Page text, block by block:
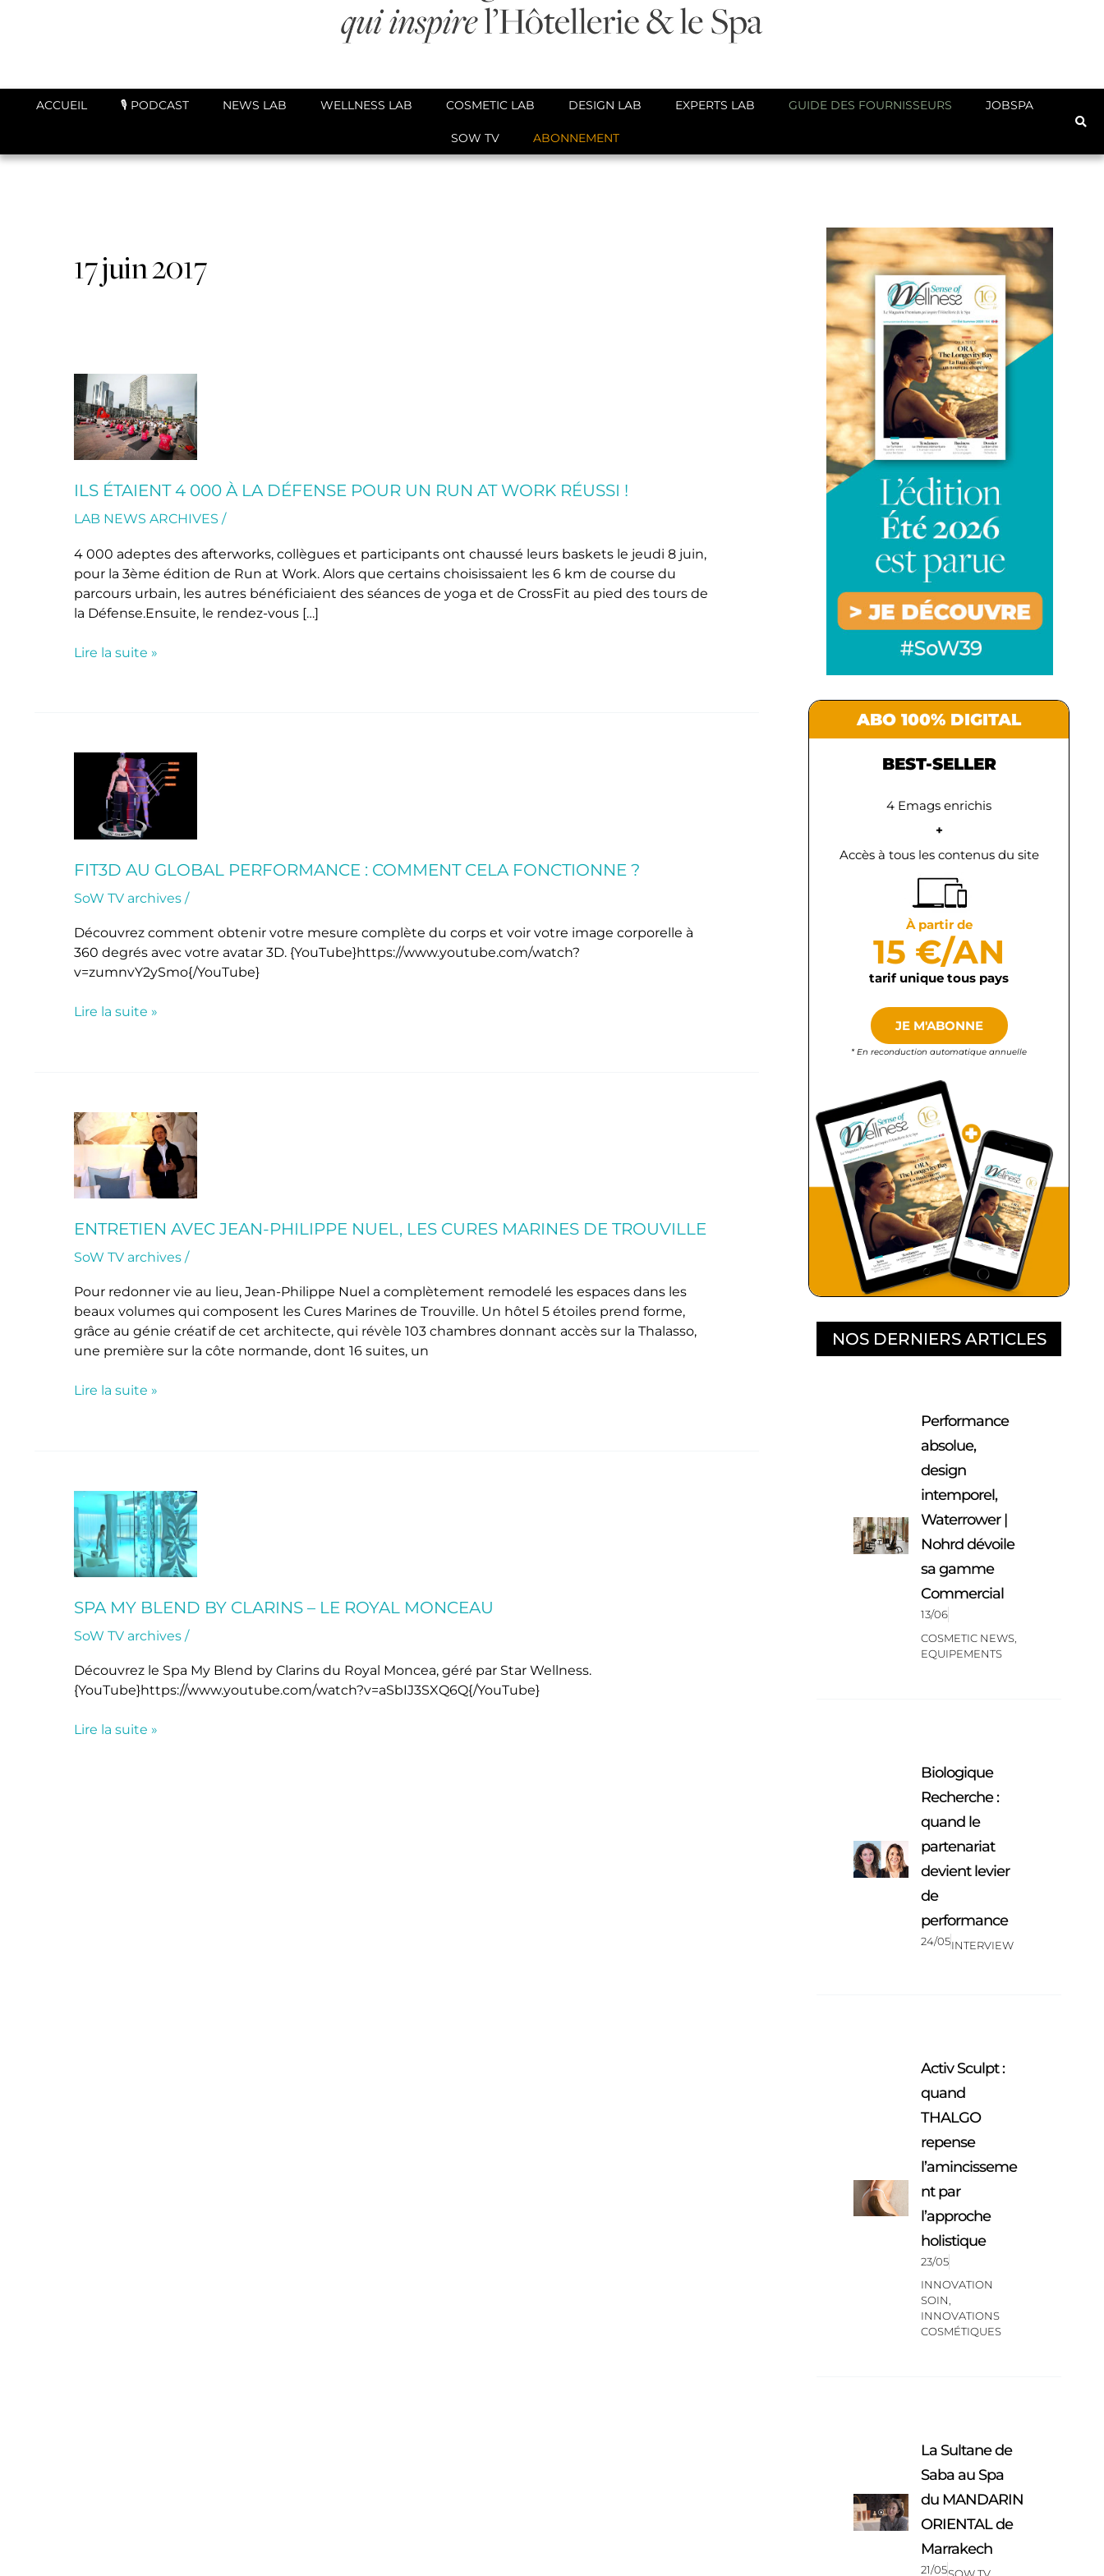
ACCUEIL 🎙️ PODCAST NEWS LAB WELLNESS LAB COSMETIC LAB DESIGN LAB EXPERTS LAB GUIDE DES FOURNISSEURS JOBSPA
SOW TV ABONNEMENT
17 juin 2017
ILS ÉTAIENT 4 000 À LA DÉFENSE POUR UN RUN AT WORK RÉUSSI !
LAB NEWS ARCHIVES /
4 000 adeptes des afterworks, collègues et participants ont chaussé leurs baskets le jeudi 8 juin,
pour la 3ème édition de Run at Work. Alors que certains choisissaient les 6 km de course du
parcours urbain, les autres bénéficiaient des séances de yoga et de CrossFit au pied des tours de
la Défense.Ensuite, le rendez-vous […]
Ils
étaient
4
000
à
la
Défense
pour
Run
at
Work
réussi
Lire la suite »
FIT3D AU GLOBAL PERFORMANCE : COMMENT CELA FONCTIONNE ?
SoW TV archives /
Découvrez comment obtenir votre mesure complète du corps et voir votre image corporelle à
360 degrés avec votre avatar 3D. {YouTube}https://www.youtube.com/watch?
v=zumnvY2ySmo{/YouTube}
Global
Performance
:
cela
fonctionne
Lire la suite »
ENTRETIEN AVEC JEAN-PHILIPPE NUEL, LES CURES MARINES DE TROUVILLE
SoW TV archives /
Pour redonner vie au lieu, Jean-Philippe Nuel a complètement remodelé les espaces dans les
beaux volumes qui composent les Cures Marines de Trouville. Un hôtel 5 étoiles prend forme,
grâce au génie créatif de cet architecte, qui révèle 103 chambres donnant accès sur la Thalasso,
une première sur la côte normande, dont 16 suites, un
Entretien
avec
Philippe
Nuel,
Cures
Marines
Trouville
Lire la suite »
SPA MY BLEND BY CLARINS – LE ROYAL MONCEAU
SoW TV archives /
Découvrez le Spa My Blend by Clarins du Royal Moncea, géré par Star Wellness.
{YouTube}https://www.youtube.com/watch?v=aSbIJ3SXQ6Q{/YouTube}
Spa
My
Blend
by
Clarins
–
Le
Royal
Lire la suite »
ABO 100% DIGITAL
BEST-SELLER
4 Emags enrichis
+
Accès à tous les contenus du site
À partir de
15 €/AN
tarif unique tous pays
JE M'ABONNE
* En reconduction automatique annuelle
NOS DERNIERS ARTICLES
Performance
absolue,
design
intemporel,
Waterrower |
Nohrd dévoile
sa gamme
Commercial
13/06
COSMETIC NEWS
EQUIPEMENTS
Biologique
Recherche :
quand le
partenariat
devient levier
de
performance
24/05INTERVIEW
Activ Sculpt :
quand
THALGO
repense
l’amincisseme
nt par
l’approche
holistique
23/05
INNOVATION
SOIN,
INNOVATIONS
COSMÉTIQUES
La Sultane de
Saba au Spa
du MANDARIN
ORIENTAL de
Marrakech
21/05